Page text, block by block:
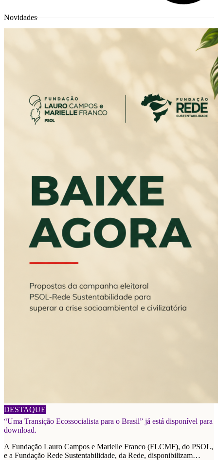
Novidades
DESTAQUE
06/08/2026
“Uma Transição Ecossocialista para o Brasil” já está disponível para
download.
A Fundação Lauro Campos e Marielle Franco (FLCMF), do PSOL,
e a Fundação Rede Sustentabilidade, da Rede, disponibilizam